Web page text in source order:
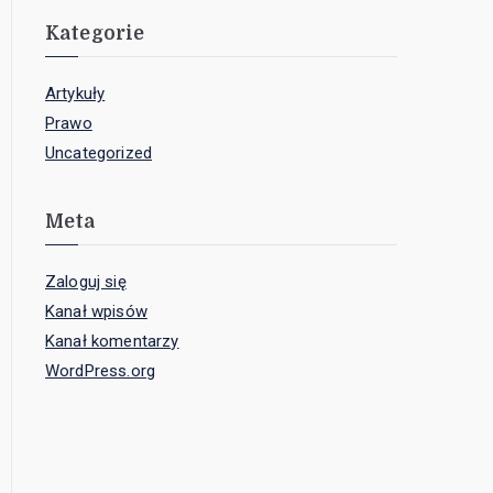
Kategorie
Artykuły
Prawo
Uncategorized
Meta
Zaloguj się
Kanał wpisów
Kanał komentarzy
WordPress.org